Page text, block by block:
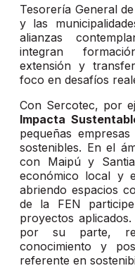
Tesorería General
y las
alianzas
integran
extensión y
foco en desafíos
Con Sercotec, por
Impacta
pequeñas
sostenibles. En el
con Maipú y
económico local y
abriendo espacios
de la FEN
proyectos
por su parte,
conocimiento y
referente en